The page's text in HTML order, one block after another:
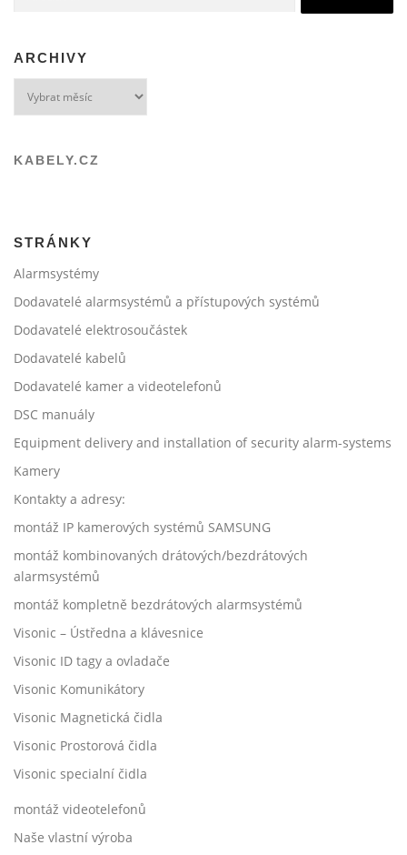
ARCHIVY
KABELY.CZ
STRÁNKY
Alarmsystémy
Dodavatelé alarmsystémů a přístupových systémů
Dodavatelé elektrosoučástek
Dodavatelé kabelů
Dodavatelé kamer a videotelefonů
DSC manuály
Equipment delivery and installation of security alarm-systems
Kamery
Kontakty a adresy:
montáž IP kamerových systémů SAMSUNG
montáž kombinovaných drátových/bezdrátových
alarmsystémů
montáž kompletně bezdrátových alarmsystémů
Visonic – Ústředna a klávesnice
Visonic ID tagy a ovladače
Visonic Komunikátory
Visonic Magnetická čidla
Visonic Prostorová čidla
Visonic specialní čidla
montáž videotelefonů
Naše vlastní výroba